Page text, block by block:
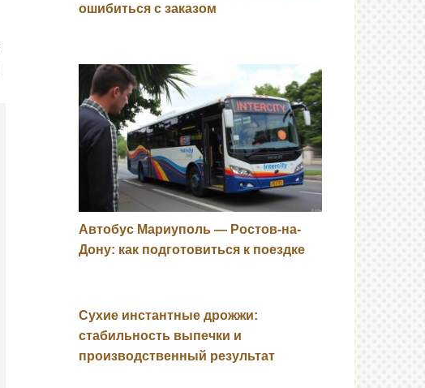
ошибиться с заказом
Автобус Мариуполь — Ростов-на-
Дону: как подготовиться к поездке
Сухие инстантные дрожжи:
стабильность выпечки и
производственный результат